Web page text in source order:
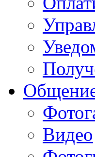
Видео